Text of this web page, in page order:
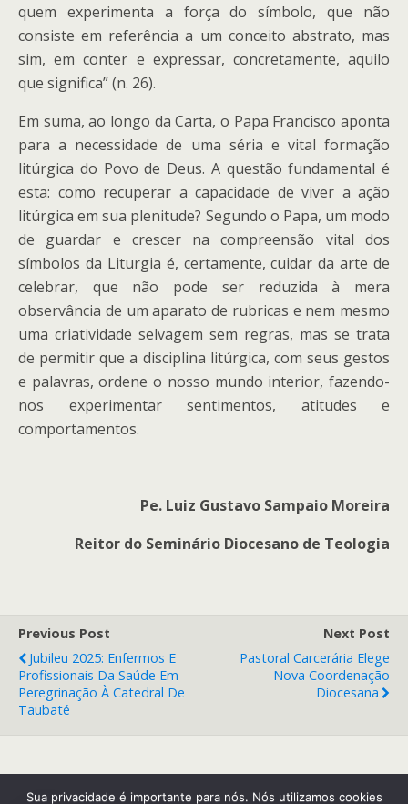
quem experimenta a força do símbolo, que não
consiste em referência a um conceito abstrato, mas
sim, em conter e expressar, concretamente, aquilo
que significa” (n. 26).
Em suma, ao longo da Carta, o Papa Francisco aponta
para a necessidade de uma séria e vital formação
litúrgica do Povo de Deus. A questão fundamental é
esta: como recuperar a capacidade de viver a ação
litúrgica em sua plenitude? Segundo o Papa, um modo
de guardar e crescer na compreensão vital dos
símbolos da Liturgia é, certamente, cuidar da arte de
celebrar, que não pode ser reduzida à mera
observância de um aparato de rubricas e nem mesmo
uma criatividade selvagem sem regras, mas se trata
de permitir que a disciplina litúrgica, com seus gestos
e palavras, ordene o nosso mundo interior, fazendo-
nos experimentar sentimentos, atitudes e
comportamentos.
Pe. Luiz Gustavo Sampaio Moreira
Reitor do Seminário Diocesano de Teologia
Previous Post
Jubileu 2025: Enfermos E
Profissionais Da Saúde Em
Peregrinação À Catedral De
Taubaté
Next Post
Pastoral Carcerária Elege
Nova Coordenação
Diocesana
Back to top
Sua privacidade é importante para nós. Nós utilizamos cookies